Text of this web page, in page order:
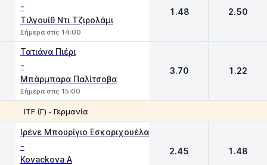
-
Τιλγουίθ Ντι Τζιρολάμι
Σήμερα στις 14:00
1.48 2.50
Τατιάνα Πιέρι
-
Μπάρμπαρα Παλίτσοβα
Σήμερα στις 15:00
3.70 1.22
ITF (Γ) - Γερμανία
Ιρένε Μπουρίγιο Εσκοριχουέλα
-
Kovackova A
2.45 1.48